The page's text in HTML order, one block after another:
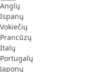
Anglų
Ispanų
Vokiečių
Prancūzų
Italų
Portugalų
Japonų